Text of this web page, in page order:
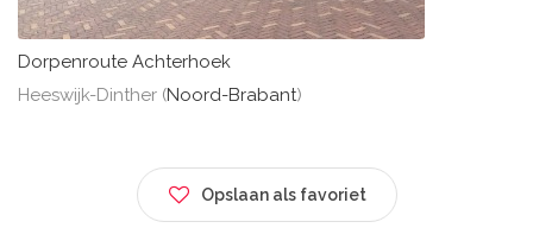
Dorpenroute Achterhoek
Heeswijk-Dinther (Noord-Brabant)
Opslaan als favoriet